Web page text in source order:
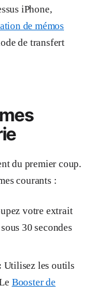
iPhone,
de mémos
de transfert
du premier coup.
courants :
votre extrait
30 secondes
Utilisez les outils
Booster de